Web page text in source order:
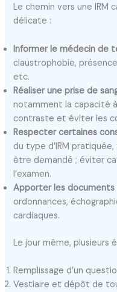
Le chemin vers une IRM
délicate :
Informer le médecin de
claustrophobie,
etc.
Réaliser une prise de
notamment la capacité
contraste et éviter les
Respecter certaines
du type d’IRM
être demandé ; éviter
l’examen.
Apporter les
ordonnances,
cardiaques.
Le jour même,
Remplissage d’un
Vestiaire et dépôt de